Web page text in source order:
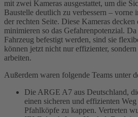
mit zwei Kameras ausgestattet, um die
Baustelle deutlich zu verbessern – vorne
der rechten Seite. Diese Kameras
minimieren so das Gefahrenpotenzial.
Fahrzeug befestigt werden, sind sie
können jetzt nicht nur effizienter,
arbeiten.
Außerdem waren folgende Teams unter
Die ARGE A7 aus Deutschland,
einen sicheren und effizienten
Pfahlköpfe zu kappen. Vertreten